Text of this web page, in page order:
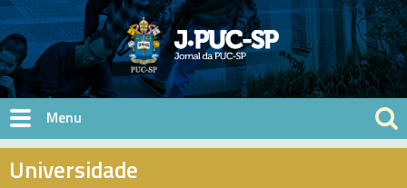
Pular para o conteúdo principal
Universidade